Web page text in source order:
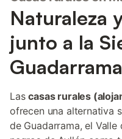
Naturaleza
junto a la
Guadarrama
Lascasas rurales
ofrecen una alternativa
de Guadarrama, el